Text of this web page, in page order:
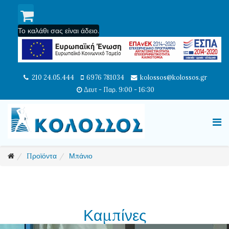
Το καλάθι σας είναι άδειο.
210 24.05.444 6976 781034
kolossos@kolossos.gr
Δευτ - Παρ. 9:00 - 16:30
Προϊόντα Μπάνιο
Καμπίνες